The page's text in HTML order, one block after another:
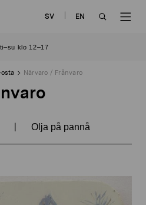
SV
EN
klo 12–17
Närvaro / Frånvaro
| Olja på pannå